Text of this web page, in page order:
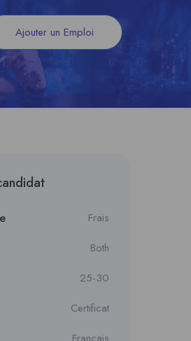
Ajouter un Emploi
Frais
Both
25-30
Certificat